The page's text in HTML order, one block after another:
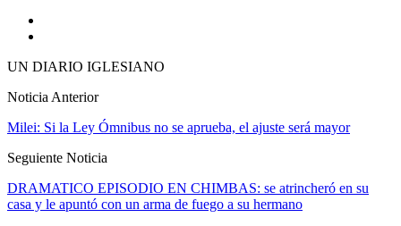
UN DIARIO IGLESIANO
Noticia Anterior
Milei: Si la Ley Ómnibus no se aprueba, el ajuste será mayor
Seguiente Noticia
DRAMATICO EPISODIO EN CHIMBAS: se atrincheró en su
casa y le apuntó con un arma de fuego a su hermano